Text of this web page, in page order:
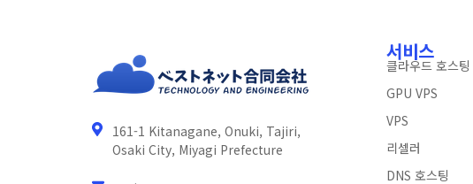
161-1 Kitanagane, Onuki, Tajiri,
Osaki City, Miyagi Prefecture
서비스
클라우드 호스팅
GPU VPS
VPS
리셀러
DNS 호스팅